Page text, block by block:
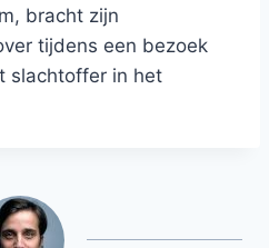
bracht zijn
tijdens een bezoek
slachtoffer in het